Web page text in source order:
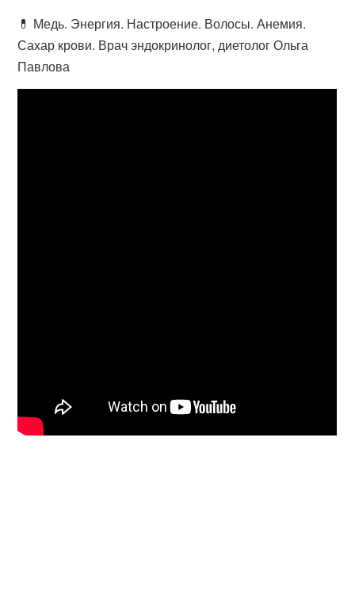
💊 Медь. Энергия. Настроение. Волосы. Анемия.
Сахар крови. Врач эндокринолог, диетолог Ольга
Павлова